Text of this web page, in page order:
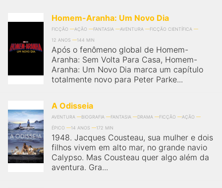
Homem-Aranha: Um Novo Dia
FICÇÃO AÇÃO FANTASIA AVENTURA
FICÇÃO CIENTÍFICA
12 ANOS
144 MIN
Após o fenômeno global de Homem-
Aranha: Sem Volta Para Casa, Homem-
Aranha: Um Novo Dia marca um capítulo
totalmente novo para Peter Parke...
A Odisseia
AVENTURA BIOGRAFIA FANTASIA DRAMA FICÇÃO
AÇÃO
ÉPICO
14 ANOS 172 MIN
1948. Jacques Cousteau, sua mulher e dois
filhos vivem em alto mar, no grande navio
Calypso. Mas Cousteau quer algo além da
aventura. Gra...